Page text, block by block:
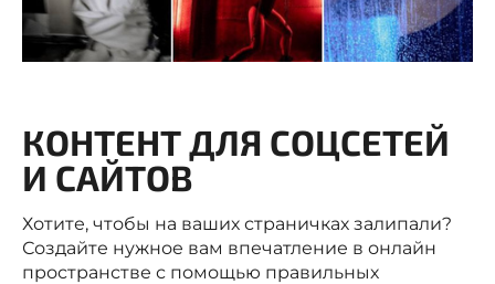
КОНТЕНТ ДЛЯ СОЦСЕТЕЙ
И САЙТОВ
Хотите, чтобы на ваших страничках залипали?
Создайте нужное вам впечатление в онлайн
пространстве с помощью правильных